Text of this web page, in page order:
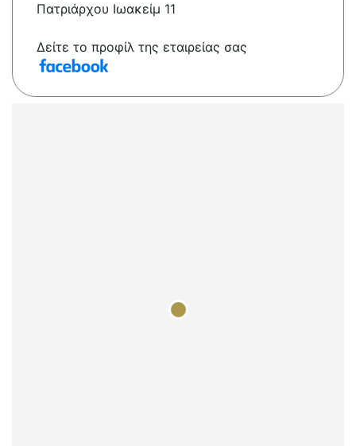
Πατριάρχου Ιωακείμ 11
Δείτε το προφίλ της εταιρείας σας